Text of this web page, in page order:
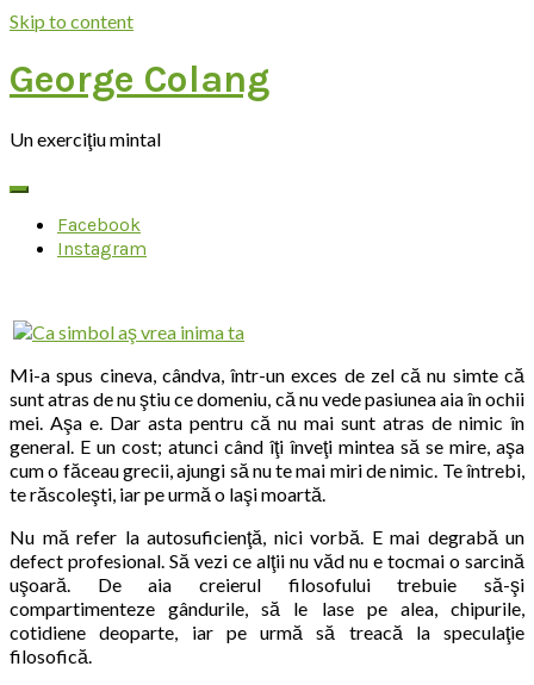
Skip to content
George Colang
Un exerciţiu mintal
Facebook
Instagram
Mi-a spus cineva, cândva, într-un exces de zel că nu simte că
sunt atras de nu ştiu ce domeniu, că nu vede pasiunea aia în ochii
mei. Aşa e. Dar asta pentru că nu mai sunt atras de nimic în
general. E un cost; atunci când îţi înveţi mintea să se mire, aşa
cum o făceau grecii, ajungi să nu te mai miri de nimic. Te întrebi,
te răscoleşti, iar pe urmă o laşi moartă.
Nu mă refer la autosuficienţă, nici vorbă. E mai degrabă un
defect profesional. Să vezi ce alţii nu văd nu e tocmai o sarcină
uşoară. De aia creierul filosofului trebuie să-şi
compartimenteze gândurile, să le lase pe alea, chipurile,
cotidiene deoparte, iar pe urmă să treacă la speculaţie
filosofică.